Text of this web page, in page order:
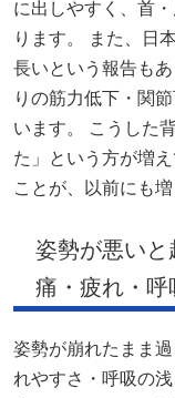
に出しやすく、首
ります。 また、日
長いという報告も
りの筋力低下・関
います。 こうした
た」という方が増
ことが、以前にも
姿勢が悪い
痛・疲れ・呼
姿勢が崩れたまま
れやすさ・呼吸の